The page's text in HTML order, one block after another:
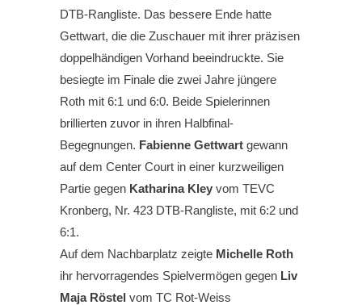
DTB-Rangliste. Das bessere Ende hatte
Gettwart, die die Zuschauer mit ihrer präzisen
doppelhändigen Vorhand beeindruckte. Sie
besiegte im Finale die zwei Jahre jüngere
Roth mit 6:1 und 6:0. Beide Spielerinnen
brillierten zuvor in ihren Halbfinal-
Begegnungen. Fabienne Gettwart gewann
auf dem Center Court in einer kurzweiligen
Partie gegen Katharina Kley vom TEVC
Kronberg, Nr. 423 DTB-Rangliste, mit 6:2 und
6:1.
Auf dem Nachbarplatz zeigte Michelle Roth
ihr hervorragendes Spielvermögen gegen Liv
Maja Röstel vom TC Rot-Weiss